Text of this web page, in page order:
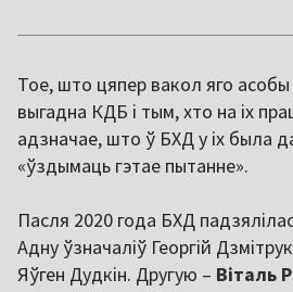
Тое, што цяпер вакол яго
выгадна КДБ і тым, хто на іх
адзначае, што ў БХД у іх была
«ўздымаць гэтае пытанне».
Пасля 2020 года БХД
Адну ўзначаліў Георгій
Яўген Дудкін. Другую – Віталь